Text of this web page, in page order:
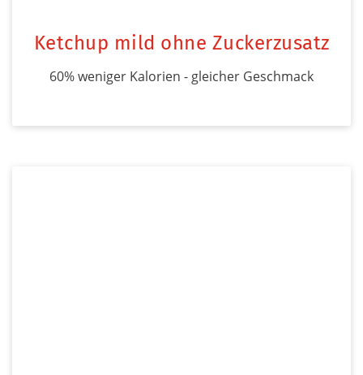
Ketchup mild ohne Zuckerzusatz
60% weniger Kalorien - gleicher Geschmack